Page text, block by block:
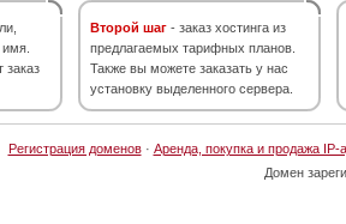
Второй шаг - заказ хостинга из
предлагаемых тарифных планов.
Также вы можете заказать у нас
установку выделенного сервера.
Регистрация доменов· Аренда, покупка и продажа IP-
Домен